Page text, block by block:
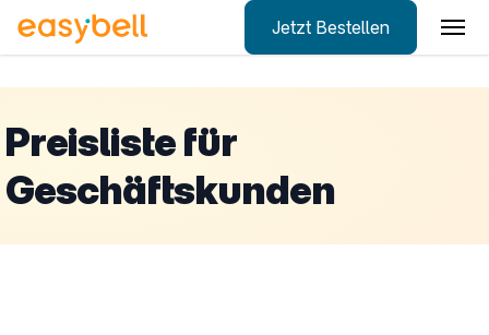
Jetzt Bestellen
Preisliste für
Geschäftskunden